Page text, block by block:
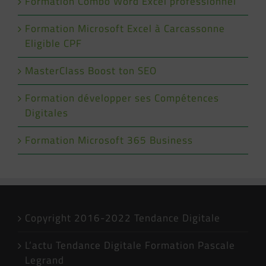
Formation Microsoft Excel à Carcassonne
Eligible CPF
MasterClass Boost ton SEO
Formation développer ses Compétences
Digitales
Formation Microsoft 365 Business
Copyright 2016-2022 Tendance Digitale
L’actu Tendance Digitale Formation Pascale
Legrand